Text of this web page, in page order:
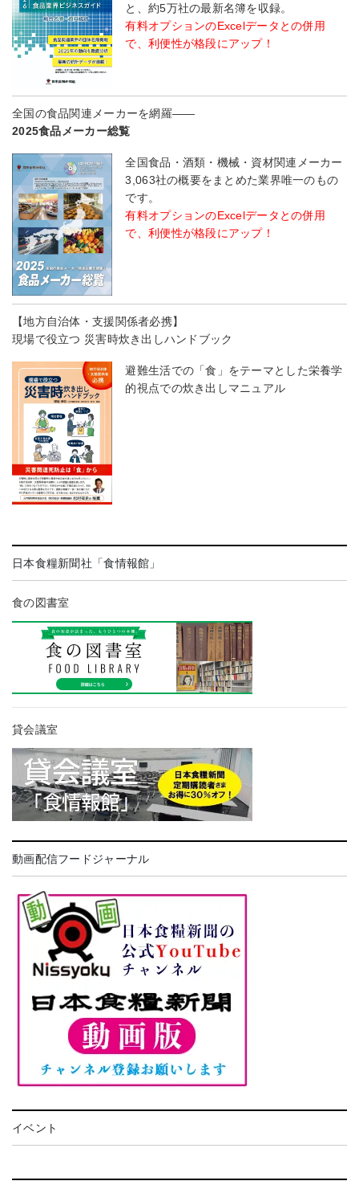
と、約5万社の最新名簿を収録。
有料オプションのExcelデータとの併用
で、利便性が格段にアップ！
全国の食品関連メーカーを網羅――
2025食品メーカー総覧
全国食品・酒類・機械・資材関連メーカー
3,063社の概要をまとめた業界唯一のもの
です。
有料オプションのExcelデータとの併用
で、利便性が格段にアップ！
【地方自治体・支援関係者必携】
現場で役立つ 災害時炊き出しハンドブック
避難生活での「食」をテーマとした栄養学
的視点での炊き出しマニュアル
日本食糧新聞社「食情報館」
食の図書室
貸会議室
動画配信フードジャーナル
イベント